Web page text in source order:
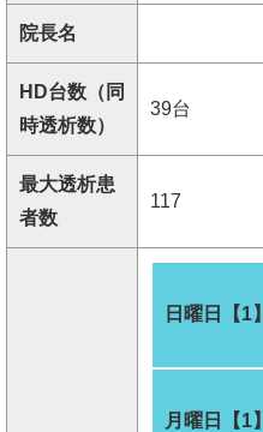
院長名
HD台数（同
時透析数）
39台
最大透析患
者数
117
日曜日【1】
月曜日【1】